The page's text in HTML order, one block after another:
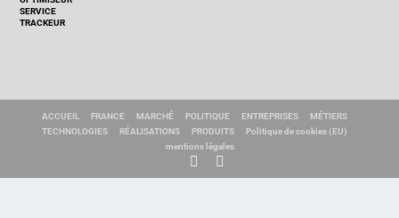
SERVICE
TRACKEUR
ACCUEIL FRANCE MARCHÉ POLITIQUE ENTREPRISES
MÉTIERS
TECHNOLOGIES
RÉALISATIONS PRODUITS
Politique de cookies (EU)
mentions légales